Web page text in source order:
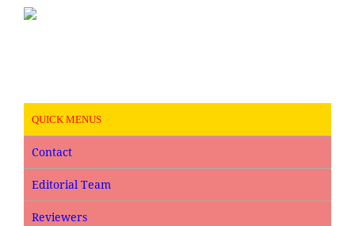
QUICK MENUS
Contact
Editorial Team
Reviewers